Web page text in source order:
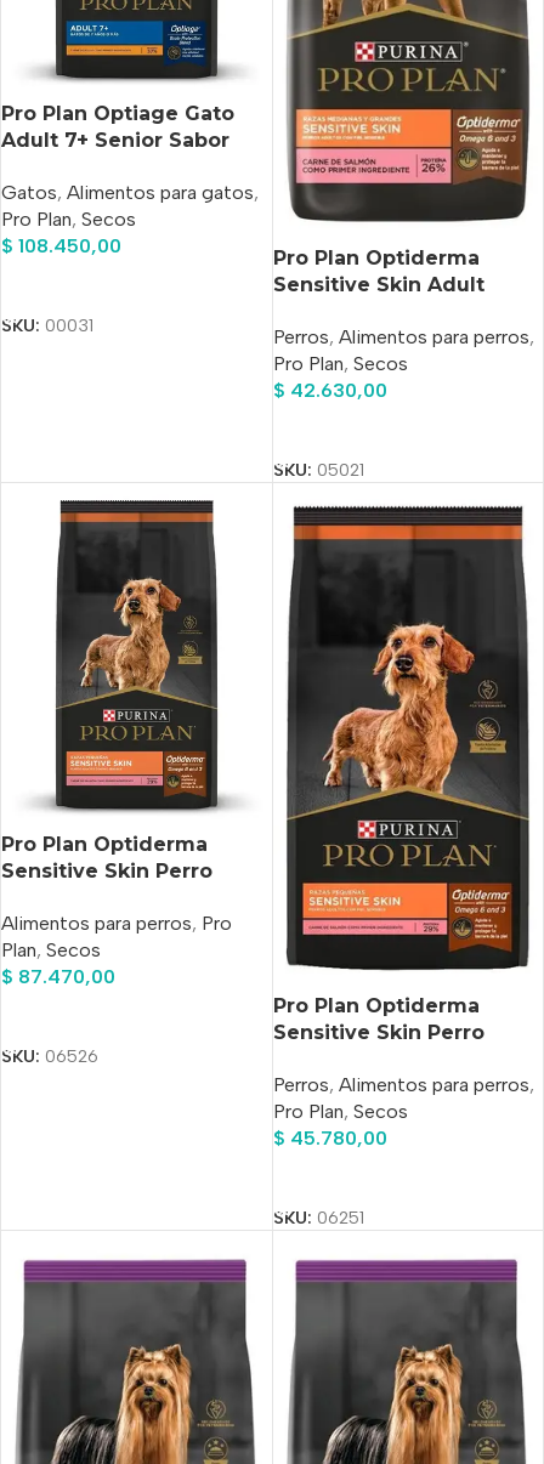
Pro Plan Optiage Gato
Adult 7+ Senior Sabor
Gatos, Alimentos para gatos,
Pro Plan, Secos
$ 108.450,00
SKU: 00031
Pro Plan Optiderma
Sensitive Skin Adult
Mediana Y Grande Sabor
Salmón Y Arroz x 3 kg
Perros, Alimentos para perros,
Pro Plan, Secos
$ 42.630,00
SKU: 05021
Pro Plan Optiderma
Sensitive Skin Perro
Salmón Y Arroz X 7.5 kg
Alimentos para perros, Pro
Plan, Secos
$ 87.470,00
SKU: 06526
Pro Plan Optiderma
Sensitive Skin Perro
Salmón Y Arroz x 3 kg
Perros, Alimentos para perros,
Pro Plan, Secos
$ 45.780,00
SKU: 06251